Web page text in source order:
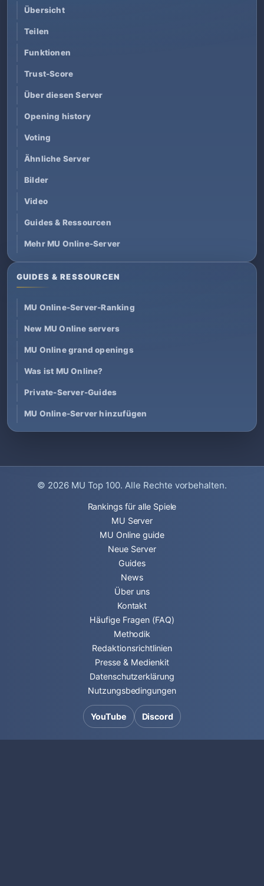
Übersicht
Teilen
Funktionen
Trust-Score
Über diesen Server
Opening history
Voting
Ähnliche Server
Bilder
Video
Guides & Ressourcen
Mehr MU Online-Server
GUIDES & RESSOURCEN
MU Online-Server-Ranking
New MU Online servers
MU Online grand openings
Was ist MU Online?
Private-Server-Guides
MU Online-Server hinzufügen
© 2026 MU Top 100. Alle Rechte vorbehalten.
Rankings für alle Spiele
MU Server
MU Online guide
Neue Server
Guides
News
Über uns
Kontakt
Häufige Fragen (FAQ)
Methodik
Redaktionsrichtlinien
Presse & Medienkit
Datenschutzerklärung
Nutzungsbedingungen
YouTube Discord